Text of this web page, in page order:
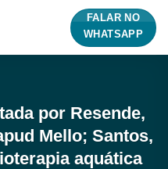
FALAR NO
WHATSAPP
por Resende,
Mello; Santos,
aquática